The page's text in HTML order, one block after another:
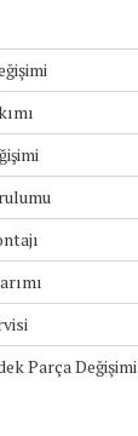
Parça Değişimi